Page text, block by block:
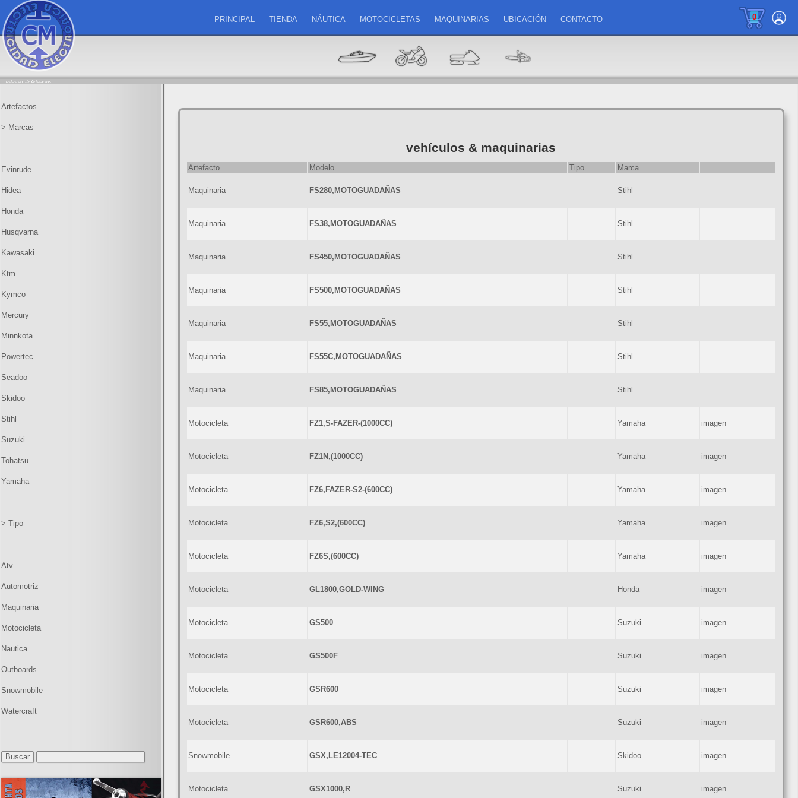
0
PRINCIPAL TIENDA NÁUTICA MOTOCICLETAS MAQUINARIAS UBICACIÓN CONTACTO
estas en: -> Artefactos
vehículos & maquinarias
Artefacto Modelo Tipo Marca
Maquinaria FS280,MOTOGUADAÑAS Stihl
Maquinaria FS38,MOTOGUADAÑAS Stihl
Maquinaria FS450,MOTOGUADAÑAS Stihl
Maquinaria FS500,MOTOGUADAÑAS Stihl
Maquinaria FS55,MOTOGUADAÑAS Stihl
Maquinaria FS55C,MOTOGUADAÑAS Stihl
Maquinaria FS85,MOTOGUADAÑAS Stihl
Motocicleta FZ1,S-FAZER-(1000CC) Yamaha imagen
Motocicleta FZ1N,(1000CC) Yamaha imagen
Motocicleta FZ6,FAZER-S2-(600CC) Yamaha imagen
Motocicleta FZ6,S2,(600CC) Yamaha imagen
Motocicleta FZ6S,(600CC) Yamaha imagen
Motocicleta GL1800,GOLD-WING Honda imagen
Motocicleta GS500 Suzuki imagen
Motocicleta GS500F Suzuki imagen
Motocicleta GSR600 Suzuki imagen
Motocicleta GSR600,ABS Suzuki imagen
Snowmobile GSX,LE12004-TEC Skidoo imagen
Motocicleta GSX1000,R Suzuki imagen
Artefactos
> Marcas
Evinrude
Hidea
Honda
Husqvarna
Kawasaki
Ktm
Kymco
Mercury
Minnkota
Powertec
Seadoo
Skidoo
Stihl
Suzuki
Tohatsu
Yamaha
> Tipo
Atv
Automotriz
Maquinaria
Motocicleta
Nautica
Outboards
Snowmobile
Watercraft